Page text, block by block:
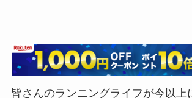
皆さんのランニングライフが今以上